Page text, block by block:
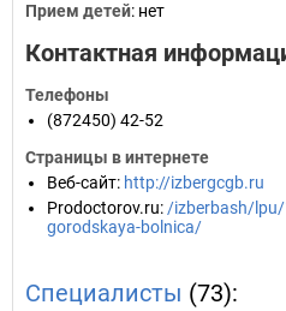
Прием детей: нет
Контактная
Телефоны
(872450) 42-52
Страницы в интернете
Веб-сайт: http://izbergcgb.ru
Prodoctorov.ru: /izberbash/
gorodskaya-bolnica/
Специалисты (73):